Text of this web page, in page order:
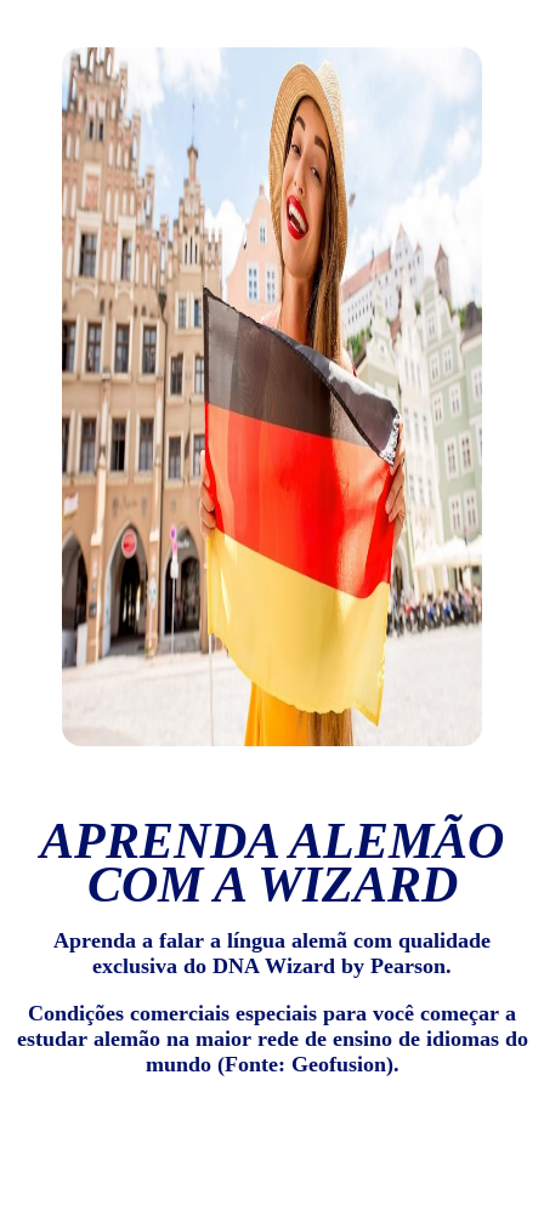
APRENDA ALEMÃO
COM A WIZARD
Aprenda a falar a língua alemã com qualidade
exclusiva do DNA Wizard by Pearson.
Condições comerciais especiais para você começar a
estudar alemão na maior rede de ensino de idiomas do
mundo (Fonte: Geofusion).